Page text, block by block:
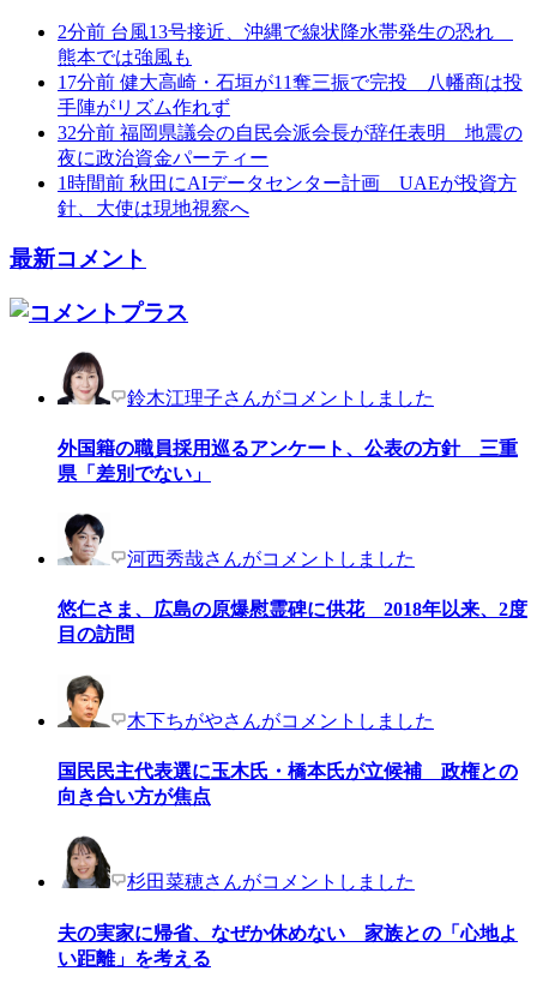
2分前 台風13号接近、沖縄で線状降水帯発生の恐れ
熊本では強風も
17分前 健大高崎・石垣が11奪三振で完投 八幡商は投
手陣がリズム作れず
32分前 福岡県議会の自民会派会長が辞任表明 地震の
夜に政治資金パーティー
1時間前 秋田にAIデータセンター計画 UAEが投資方
針、大使は現地視察へ
最新コメント
鈴木江理子さんがコメントしました
外国籍の職員採用巡るアンケート、公表の方針 三重
県「差別でない」
河西秀哉さんがコメントしました
悠仁さま、広島の原爆慰霊碑に供花 2018年以来、2度
目の訪問
木下ちがやさんがコメントしました
国民民主代表選に玉木氏・橋本氏が立候補 政権との
向き合い方が焦点
杉田菜穂さんがコメントしました
夫の実家に帰省、なぜか休めない 家族との「心地よ
い距離」を考える